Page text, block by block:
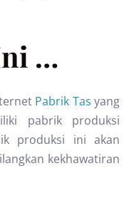
…
Pabrik Tas yang
pabrik produksi
produksi ini akan
kekhawatiran